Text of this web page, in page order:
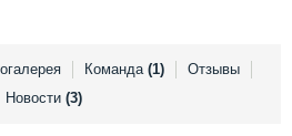
Флот
Команда (1)
Отзывы
Новости (3)